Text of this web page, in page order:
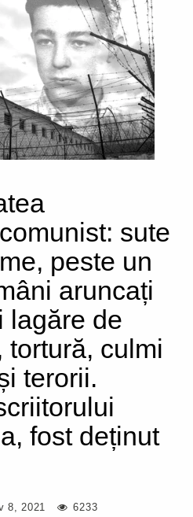
sute
peste un
aruncați
lagăre de
tortură, culmi
terorii.
fost deținut
8, 2021 6233